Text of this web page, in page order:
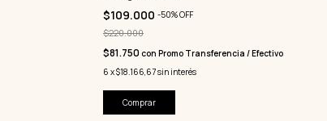
$109.000 -50%OFF
$220.000
$81.750 con Promo Transferencia / Efectivo
6 x$18.166,67sin interés
Comprar